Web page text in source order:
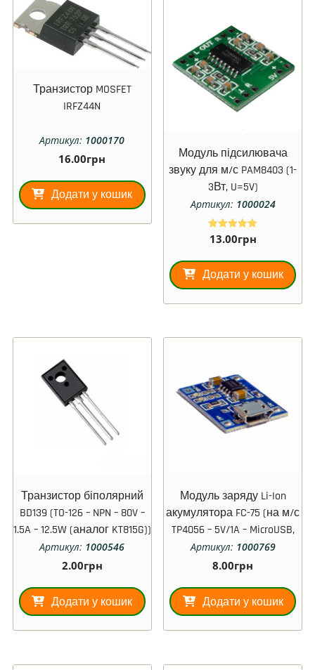
Транзистор MOSFET
IRFZ44N
Артикул: 1000170
16.00грн
Додати у кошик
Модуль підсилювача
звуку для м/с PAM8403 (1-
3Вт, U=5V)
Артикул: 1000024
Оцінено в
5.00
13.00грн
Додати у кошик
Транзистор біполярний
BD139 (TO-126 – NPN – 80V –
1.5A – 12.5W (аналог KT815G))
Артикул: 1000546
2.00грн
Додати у кошик
Модуль заряду Li-Ion
акумулятора FC-75 (на м/с
TP4056 – 5V/1A – MicroUSB,
без захисту)
Артикул: 1000769
8.00грн
Додати у кошик